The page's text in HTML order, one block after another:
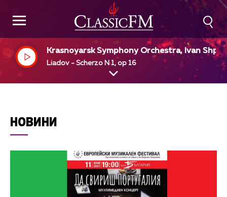
Krasnoyarsk Symphony Orchestra, Ivan
r, dir
Liadov - Scherzo N 1, op 16
НОВИНИ